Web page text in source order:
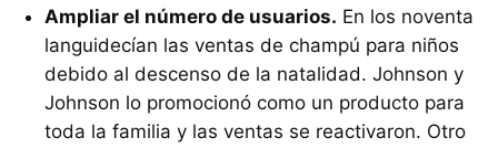
Ampliar el número de usuarios. En los noventa
languidecían las ventas de champú para niños
debido al descenso de la natalidad. Johnson y
Johnson lo promocionó como un producto para
toda la familia y las ventas se reactivaron. Otro